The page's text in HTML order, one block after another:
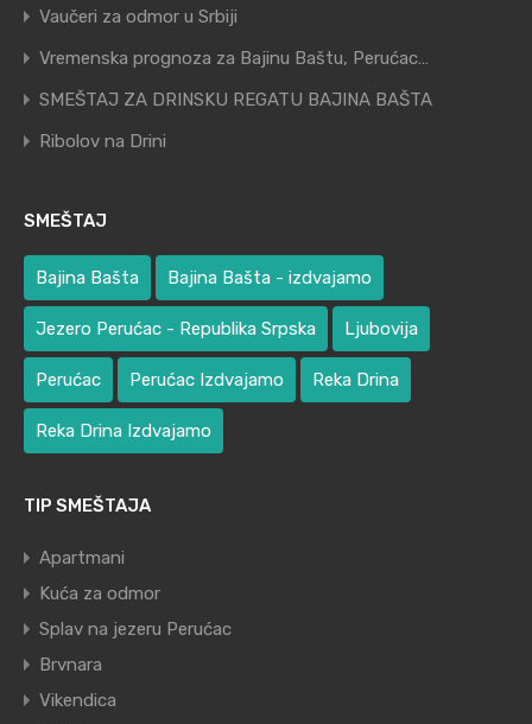
Vaučeri za odmor u Srbiji
Vremenska prognoza za Bajinu Baštu, Perućac…
SMEŠTAJ ZA DRINSKU REGATU BAJINA BAŠTA
Ribolov na Drini
SMEŠTAJ
Bajina Bašta Bajina Bašta - izdvajamo
Jezero Perućac - Republika Srpska Ljubovija
Perućac Perućac Izdvajamo Reka Drina
Reka Drina Izdvajamo
TIP SMEŠTAJA
Apartmani
Kuća za odmor
Splav na jezeru Perućac
Brvnara
Vikendica